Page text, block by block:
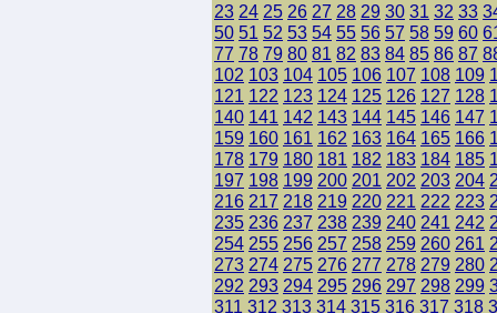
23 24 25 26 27 28 29 30 31 32 33
50 51 52 53 54 55 56 57 58 59 60
77 78 79 80 81 82 83 84 85 86 87
102 103 104 105 106 107 108 109
121 122 123 124 125 126 127 128
140 141 142 143 144 145 146 147
159 160 161 162 163 164 165 166
178 179 180 181 182 183 184 185
197 198 199 200 201 202 203 204
216 217 218 219 220 221 222 223
235 236 237 238 239 240 241 242
254 255 256 257 258 259 260 261
273 274 275 276 277 278 279 280
292 293 294 295 296 297 298 299
311 312 313 314 315 316 317 318